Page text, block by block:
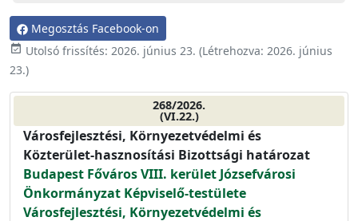
Megosztás Facebook-on
event_available Utolsó frissítés: 2026. június 23. (Létrehozva: 2026. június
23.)
268/2026.
(VI.22.)
Városfejlesztési, Környezetvédelmi és
Közterület-hasznosítási Bizottsági határozat
Budapest Főváros VIII. kerület Józsefvárosi
Önkormányzat Képviselő-testülete
Városfejlesztési, Környezetvédelmi és